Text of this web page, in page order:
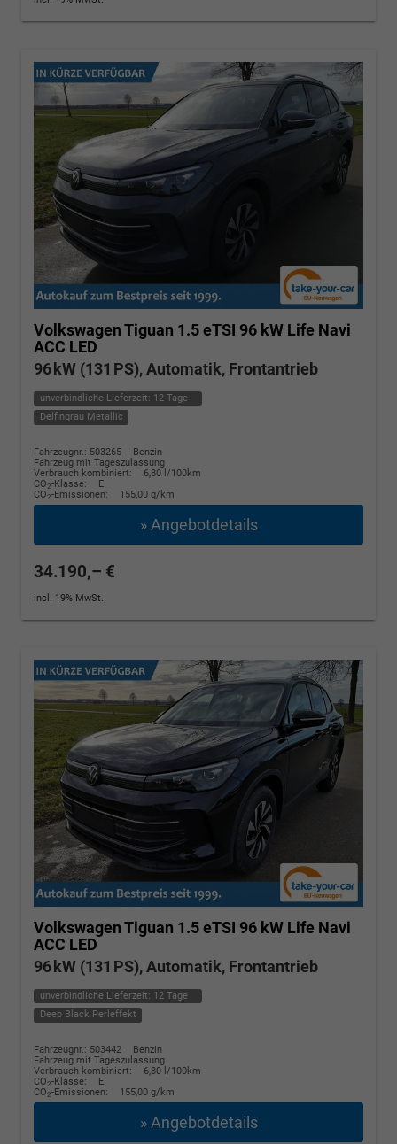
Volkswagen Tiguan 1.5 eTSI 96 kW Life Navi
ACC LED
96 kW (131 PS), Automatik, Frontantrieb
unverbindliche Lieferzeit: 12 Tage
Delfingrau Metallic
Fahrzeugnr.: 503265
Benzin
Fahrzeug mit Tageszulassung
Verbrauch kombiniert:
6,80 l/100km
CO2-Klasse:
E
CO2-Emissionen: 155,00 g/km
» Angebotdetails
34.190,– €
incl. 19% MwSt.
Volkswagen Tiguan 1.5 eTSI 96 kW Life Navi
ACC LED
96 kW (131 PS), Automatik, Frontantrieb
unverbindliche Lieferzeit: 12 Tage
Deep Black Perleffekt
Fahrzeugnr.: 503442
Benzin
Fahrzeug mit Tageszulassung
Verbrauch kombiniert:
6,80 l/100km
CO2-Klasse:
E
CO2-Emissionen: 155,00 g/km
» Angebotdetails